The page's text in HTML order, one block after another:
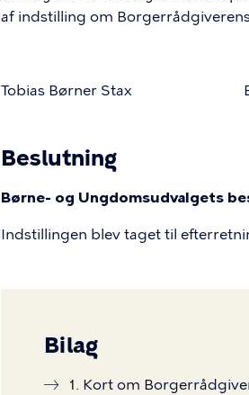
af indstilling om
Tobias Børner Stax Ellen
Beslutning
Børne- og Ungdomsudvalgets
Indstillingen blev taget til
Bilag
1. Kort om